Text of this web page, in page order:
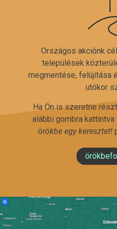
Országos akciónk
települések
megmentése, felújítása
utókor
Ha Ön is szeretne
alábbi gombra
örökbe egy keresztet!